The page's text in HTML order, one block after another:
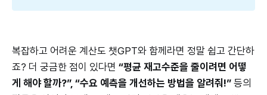
복잡하고 어려운 계산도 챗GPT와 함께라면 정말 쉽고 간단하
죠? 더 궁금한 점이 있다면 “평균 재고수준을 줄이려면 어떻
게 해야 할까?”, “수요 예측을 개선하는 방법을 알려줘!” 등의